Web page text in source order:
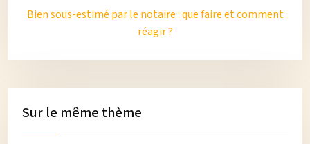
Bien sous-estimé par le notaire : que faire et comment
réagir ?
Sur le même thème